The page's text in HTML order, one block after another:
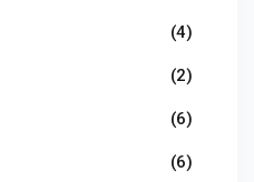
(4)
(2)
(6)
(6)